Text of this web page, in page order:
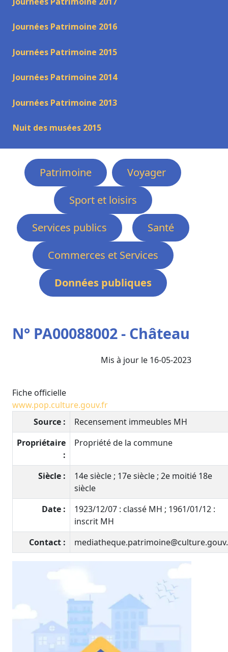
Journées Patrimoine 2016
Journées Patrimoine 2015
Journées Patrimoine 2014
Journées Patrimoine 2013
Nuit des musées 2015
Patrimoine
Voyager
Sport et loisirs
Services publics
Santé
Commerces et Services
Données publiques
N° PA00088002 - Château
Mis à jour le 16-05-2023
Fiche officielle
www.pop.culture.gouv.fr
Source :
Recensement immeubles MH
Propriétaire
:
Propriété de la commune
Siècle :
14e siècle ; 17e siècle ; 2e moitié 18e
siècle
Date :
1923/12/07 : classé MH ; 1961/01/12 :
inscrit MH
Contact :